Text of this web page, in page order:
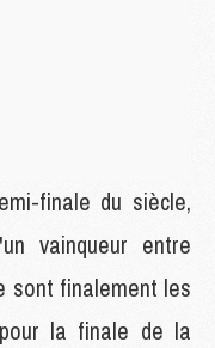
finale du siècle,
vainqueur entre
sont finalement les
la finale de la